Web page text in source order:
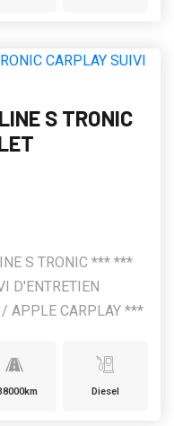
S TRONIC
S TRONIC *** ***
D'ENTRETIEN
APPLE CARPLAY ***
Diesel